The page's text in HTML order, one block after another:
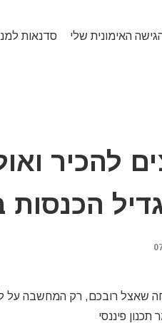
האימונית שלי סדנאות
להכיר
שאצל רובכם, רק המחשבה על
תכנון פיננסי